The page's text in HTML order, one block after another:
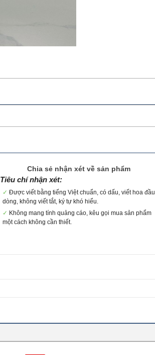
Chia sẻ nhận xét về sản phẩm
Tiêu chí nhận xét:
✓ Được viết bằng tiếng Việt chuẩn, có dấu, viết hoa đầu
dòng, không viết tắt, ký tự khó hiểu.
✓ Không mang tính quảng cáo, kêu gọi mua sản phẩm
một cách không cần thiết.